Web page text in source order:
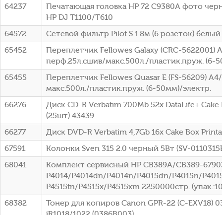
64237
Печатающая головка HP 72 C9380A фото
HP DJ T1100/T610
64572
Сетевой фильтр Pilot S 1.8м (6 розеток)
65452
Переплетчик Fellowes Galaxy (CRC-5622001)
перф.25л.сшив/макс.500л./пластик.пруж. (6-
65455
Переплетчик Fellowes Quasar E (FS-56209)
макс.500л./пластик.пруж. (6-50мм)/электр.
66276
Диск CD-R Verbatim 700Mb 52x DataLife+ Cake
(25шт) 43439
66277
Диск DVD-R Verbatim 4,7Gb 16x Cake Box
67591
Колонки Sven 315 2.0 черный 5Вт (SV-
68041
Комплект сервисный HP CB389A/CB389-
P4014/P4014dn/P4014n/P4015dn/P4015n/
P4515tn/P4515x/P4515xm 2250000стр.
68382
Тонер для копиров Canon GPR-22 (C-EXV18)